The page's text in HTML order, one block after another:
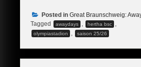
Posted in Great Braunschweig:
Tagged
awaydays , hertha bsc ,
olympiastadion , saison 25/26